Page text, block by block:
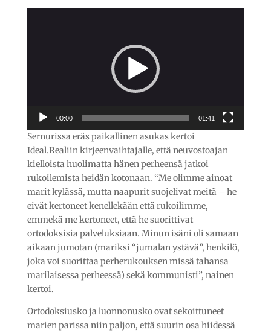
00:00 01:41
Sernurissa eräs paikallinen asukas kertoi
Ideal.Realiin kirjeenvaihtajalle, että neuvostoajan
kielloista huolimatta hänen perheensä jatkoi
rukoilemista heidän kotonaan. “Me olimme ainoat
marit kylässä, mutta naapurit suojelivat meitä – he
eivät kertoneet kenellekään että rukoilimme,
emmekä me kertoneet, että he suorittivat
ortodoksisia palveluksiaan. Minun isäni oli samaan
aikaan jumotan (mariksi “jumalan ystävä”, henkilö,
joka voi suorittaa perherukouksen missä tahansa
marilaisessa perheessä) sekä kommunisti”, nainen
kertoi.
Ortodoksiusko ja luonnonusko ovat sekoittuneet
marien parissa niin paljon, että suurin osa hiidessä